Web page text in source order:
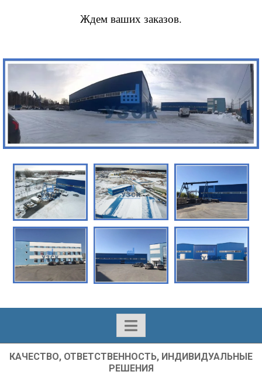
Ждем ваших заказов.
КАЧЕСТВО, ОТВЕТСТВЕННОСТЬ, ИНДИВИДУАЛЬНЫЕ
РЕШЕНИЯ